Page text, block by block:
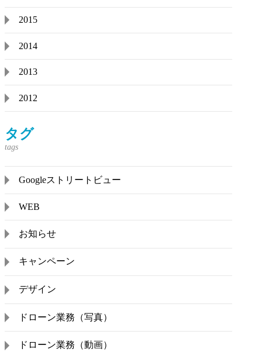
2015
2014
2013
2012
タグ
Googleストリートビュー
WEB
お知らせ
キャンペーン
デザイン
ドローン業務（写真）
ドローン業務（動画）